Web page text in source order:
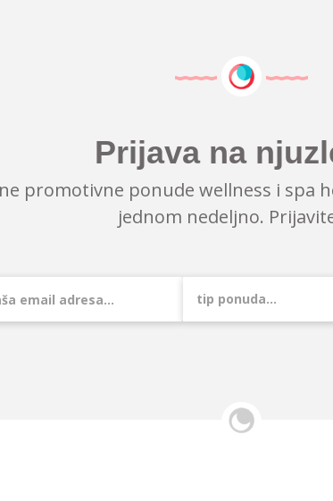
Prijava na
promotivne ponude wellness i spa
jednom nedeljno.